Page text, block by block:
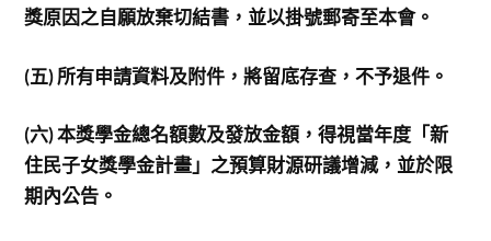
獎原因之自願放棄切結書，並以掛號郵寄至本會。
(五) 所有申請資料及附件，將留底存查，不予退件。
(六) 本獎學金總名額數及發放金額，得視當年度「新
住民子女獎學金計畫」之預算財源研議增減，並於限
期內公告。